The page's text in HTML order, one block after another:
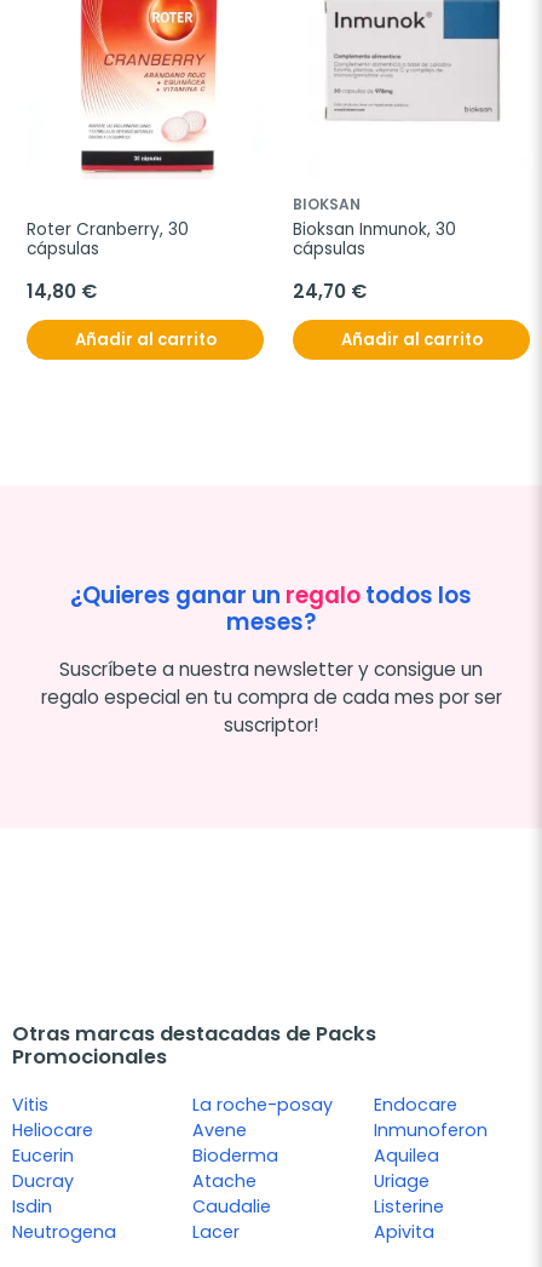
Roter Cranberry, 30
cápsulas
14,80 €
Añadir al carrito
BIOKSAN
Bioksan Inmunok, 30
cápsulas
24,70 €
Añadir al carrito
¿Quieres ganar un regalotodos los
meses?
Suscríbete a nuestra newsletter y consigue un
regalo especial en tu compra de cada mes por ser
suscriptor!
Otras marcas destacadas de Packs
Promocionales
Vitis
Heliocare
Eucerin
Ducray
Isdin
Neutrogena
La roche-posay
Avene
Bioderma
Atache
Caudalie
Lacer
Endocare
Inmunoferon
Aquilea
Uriage
Listerine
Apivita